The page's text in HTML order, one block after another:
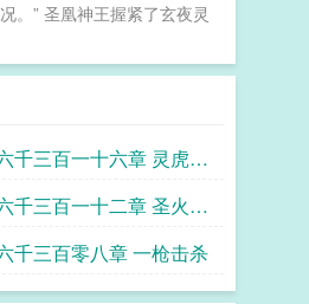
。” 圣凰神王握紧了玄夜灵
千三百一十六章 灵虎的
幻境
千三百一十二章 圣火玄
千三百零八章 一枪击杀